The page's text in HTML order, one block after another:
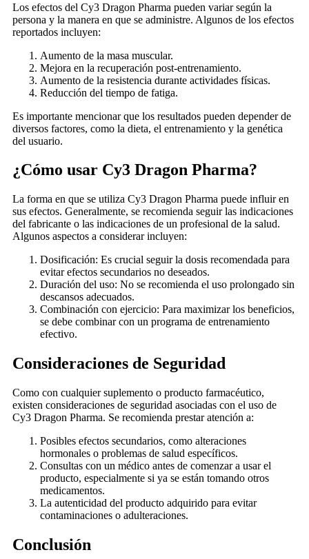
Los efectos del Cy3 Dragon Pharma pueden variar según la
persona y la manera en que se administre. Algunos de los efectos
reportados incluyen:
Aumento de la masa muscular.
Mejora en la recuperación post-entrenamiento.
Aumento de la resistencia durante actividades físicas.
Reducción del tiempo de fatiga.
Es importante mencionar que los resultados pueden depender de
diversos factores, como la dieta, el entrenamiento y la genética
del usuario.
¿Cómo usar Cy3 Dragon Pharma?
La forma en que se utiliza Cy3 Dragon Pharma puede influir en
sus efectos. Generalmente, se recomienda seguir las indicaciones
del fabricante o las indicaciones de un profesional de la salud.
Algunos aspectos a considerar incluyen:
Dosificación: Es crucial seguir la dosis recomendada para
evitar efectos secundarios no deseados.
Duración del uso: No se recomienda el uso prolongado sin
descansos adecuados.
Combinación con ejercicio: Para maximizar los beneficios,
se debe combinar con un programa de entrenamiento
efectivo.
Consideraciones de Seguridad
Como con cualquier suplemento o producto farmacéutico,
existen consideraciones de seguridad asociadas con el uso de
Cy3 Dragon Pharma. Se recomienda prestar atención a:
Posibles efectos secundarios, como alteraciones
hormonales o problemas de salud específicos.
Consultas con un médico antes de comenzar a usar el
producto, especialmente si ya se están tomando otros
medicamentos.
La autenticidad del producto adquirido para evitar
contaminaciones o adulteraciones.
Conclusión